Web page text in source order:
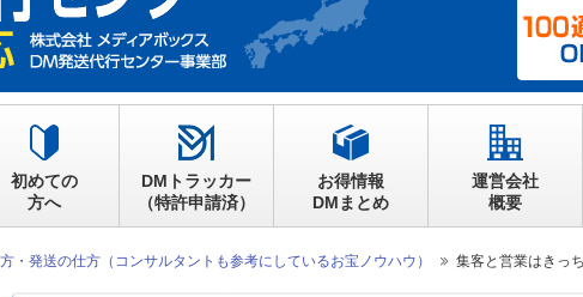
・発送の仕方（コンサルタントも参考にしているお宝ノウハウ） 集客と営業はきっ
初めての
方へ
DMトラッカー
（特許申請済）
お得情報
DMまとめ
運営会社
概要